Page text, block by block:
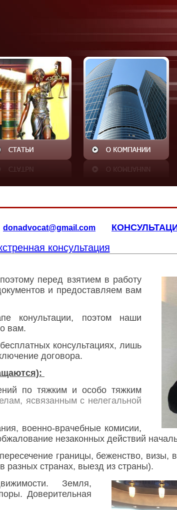
donadvocat@gmail.com
консультация
перед взятием в работу
и предоставляем вам
конультации, поэтом наши
вам.
консультациях, лишь
договора.
по тяжким и особо тяжким
ясвязанным с нелегальной
военно-врачебные комисии,
незаконных действий
пересечение границы, беженство, визы,
разных странах, выезд из страны).
Земля,
Доверительная